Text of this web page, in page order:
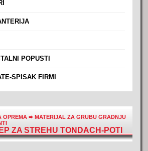
POPUSTI
SPISAK FIRMI
OPREMA ➨MATERIJAL ZA GRUBU GRADNJU
ZA STREHU TONDACH-POTI